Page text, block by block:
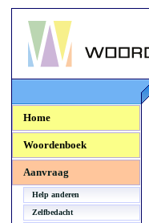
Woordenboek.NU
Home
Woordenboek
Aanvraag
Help anderen
Zelfbedacht